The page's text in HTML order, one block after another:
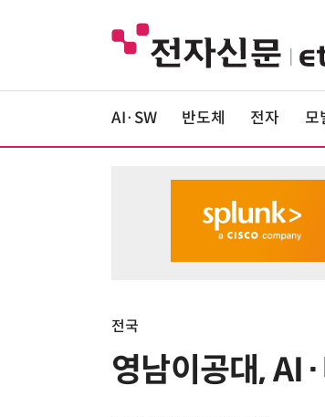
AI·SW 반도체 전자 모
전국
영남이공대,